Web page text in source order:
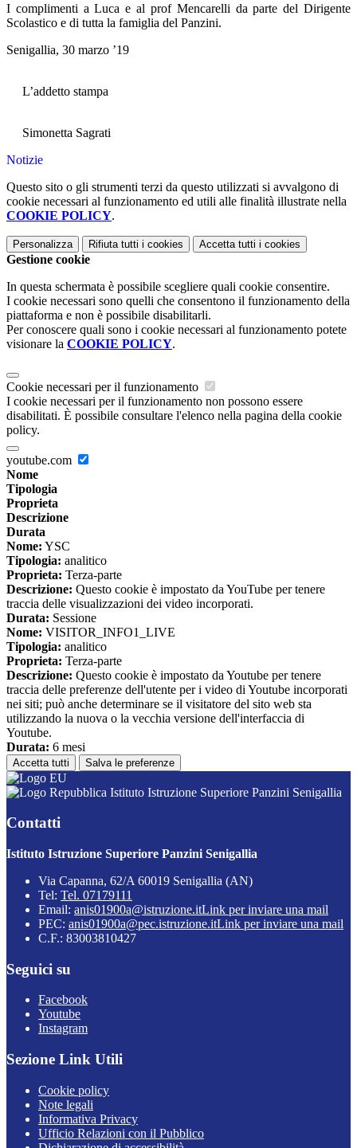
I complimenti a Luca e al prof Mencarelli da parte del Dirigente
Scolastico e di tutta la famiglia del Panzini.
Senigallia, 30 marzo ’19
L’addetto stampa
Simonetta Sagrati
Notizie
Questo sito o gli strumenti terzi da questo utilizzati si avvalgono di
cookie necessari al funzionamento ed utili alle finalità illustrate nella
COOKIE POLICY.
Personalizza Rifiuta tutti i cookies Accetta tutti i cookies
Gestione cookie
In questa schermata è possibile scegliere quali cookie consentire.
I cookie necessari sono quelli che consentono il funzionamento della
piattaforma e non è possibile disabilitarli.
Per conoscere quali sono i cookie necessari al funzionamento potete
visionare la COOKIE POLICY.
Cookie necessari per il funzionamento
I cookie necessari per il funzionamento non possono essere
disabilitati. È possibile consultare l'elenco nella pagina della cookie
policy.
youtube.com
Nome
Tipologia
Proprieta
Descrizione
Durata
Nome: YSC
Tipologia: analitico
Proprieta: Terza-parte
Descrizione: Questo cookie è impostato da YouTube per tenere
traccia delle visualizzazioni dei video incorporati.
Durata: Sessione
Nome: VISITOR_INFO1_LIVE
Tipologia: analitico
Proprieta: Terza-parte
Descrizione: Questo cookie è impostato da Youtube per tenere
traccia delle preferenze dell'utente per i video di Youtube incorporati
nei siti; può anche determinare se il visitatore del sito web sta
utilizzando la nuova o la vecchia versione dell'interfaccia di
Youtube.
Durata: 6 mesi
Accetta tutti Salva le preferenze
Istituto Istruzione Superiore Panzini Senigallia
Contatti
Istituto Istruzione Superiore Panzini Senigallia
Via Capanna, 62/A 60019 Senigallia (AN)
Tel: Tel. 07179111
Email: anis01900a@istruzione.itLink per inviare una mail
PEC: anis01900a@pec.istruzione.itLink per inviare una mail
C.F.: 83003810427
Seguici su
Facebook
Youtube
Instagram
Sezione Link Utili
Cookie policy
Note legali
Informativa Privacy
Ufficio Relazioni con il Pubblico